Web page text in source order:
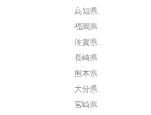
高知県
福岡県
佐賀県
長崎県
熊本県
大分県
宮崎県